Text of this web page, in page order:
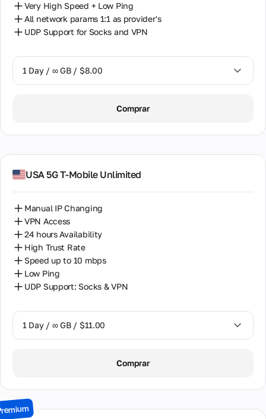
Very High Speed + Low Ping
All network params 1:1 as provider's
UDP Support for Socks and VPN
1 Day / ∞ GB / $8.00
14 Days / ∞ GB / $85.00
30 Days / ∞ GB / $162.00
Comprar
USA 5G T-Mobile Unlimited
Manual IP Changing
VPN Access
24 hours Availability
High Trust Rate
Speed up to 10 mbps
Low Ping
UDP Support: Socks & VPN
1 Day / ∞ GB / $11.00
15 Days / ∞ GB / $82.00
Comprar